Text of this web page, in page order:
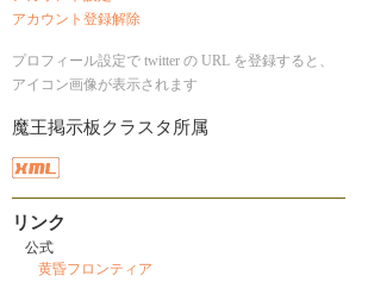
アカウント登録解除
プロフィール設定で twitter の URL を登録すると、
アイコン画像が表示されます
魔王掲示板クラスタ所属
リンク
公式
黄昏フロンティア